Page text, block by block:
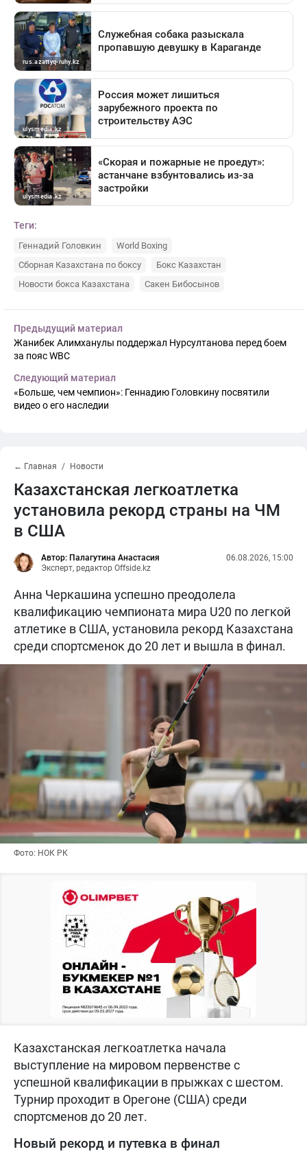
Теги:
Геннадий Головкин
World Boxing
Сборная Казахстана по боксу
Бокс Казахстан
Новости бокса Казахстана
Сакен Бибосынов
Предыдущий материал
Жанибек Алимханулы поддержал Нурсултанова перед боем
за пояс WBC
Следующий материал
«Больше, чем чемпион»: Геннадию Головкину посвятили
видео о его наследии
← Главная Новости
Казахстанская легкоатлетка
установила рекорд страны на ЧМ
в США
Автор: Палагутина Анастасия
Эксперт, редактор Offside.kz
06.08.2026, 15:00
Анна Черкашина успешно преодолела
квалификацию чемпионата мира U20 по легкой
атлетике в США, установила рекорд Казахстана
среди спортсменок до 20 лет и вышла в финал.
Фото: НОК РК
Казахстанская легкоатлетка начала
выступление на мировом первенстве с
успешной квалификации в прыжках с шестом.
Турнир проходит в Орегоне (США) среди
спортсменов до 20 лет.
Новый рекорд и путевка в финал